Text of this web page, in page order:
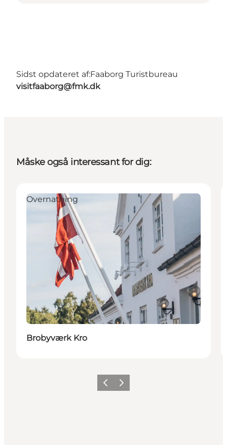
Sidst opdateret af:Faaborg Turistbureau
visitfaaborg@fmk.dk
Måske også interessant for dig:
Overnatning
Brobyværk Kro
Forrige billede
Næste billede